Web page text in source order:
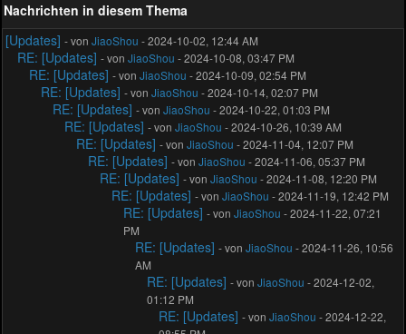
Nachrichten in diesem Thema
[Updates] - vonJiaoShou - 2024-10-02, 12:44 AM
RE: [Updates] - vonJiaoShou - 2024-10-08, 03:47 PM
RE: [Updates] - vonJiaoShou - 2024-10-09, 02:54 PM
RE: [Updates] - vonJiaoShou - 2024-10-14, 02:07 PM
RE: [Updates] - vonJiaoShou - 2024-10-22, 01:03 PM
RE: [Updates] - vonJiaoShou - 2024-10-26, 10:39 AM
RE: [Updates] - vonJiaoShou - 2024-11-04, 12:07 PM
RE: [Updates] - vonJiaoShou - 2024-11-06, 05:37 PM
RE: [Updates] - vonJiaoShou - 2024-11-08, 12:20 PM
RE: [Updates] - vonJiaoShou - 2024-11-19, 12:42 PM
RE: [Updates] - vonJiaoShou - 2024-11-22, 07:21
PM
RE: [Updates] - vonJiaoShou - 2024-11-26, 10:56
AM
RE: [Updates] - vonJiaoShou - 2024-12-02,
01:12 PM
RE: [Updates] - vonJiaoShou - 2024-12-22,